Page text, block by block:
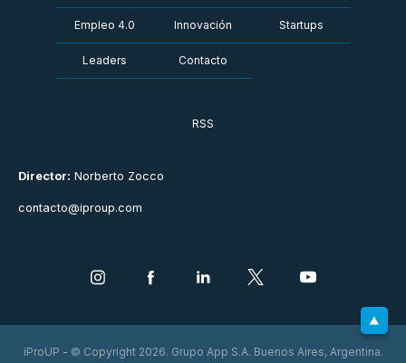
Director: Norberto Zocco
contacto@iproup.com
Empleo 4.0 Innovación Startups
Leaders Contacto
RSS
iProUP - © Copyright 2026. Grupo App S.A. Buenos Aires, Argentina.